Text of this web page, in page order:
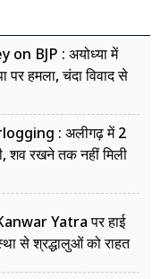
BJP : अयोध्या में
पर हमला, चंदा विवाद से
: अलीगढ़ में 2
शव रखने तक नहीं मिली
Yatra पर हाई
से श्रद्धालुओं को राहत